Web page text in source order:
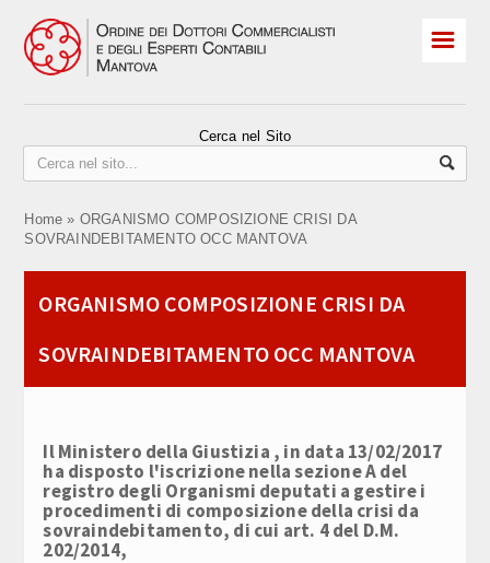
Praticanti
ELEZIONI 2026
Revisori
Contatti
☰
Cerca nel Sito
Home » ORGANISMO COMPOSIZIONE CRISI DA
SOVRAINDEBITAMENTO OCC MANTOVA
ORGANISMO COMPOSIZIONE CRISI DA
SOVRAINDEBITAMENTO OCC MANTOVA
Il Ministero della Giustizia , in data 13/02/2017
ha disposto l'iscrizione nella sezione A del
registro degli Organismi deputati a gestire i
procedimenti di composizione della crisi da
sovraindebitamento, di cui art. 4 del D.M.
202/2014,